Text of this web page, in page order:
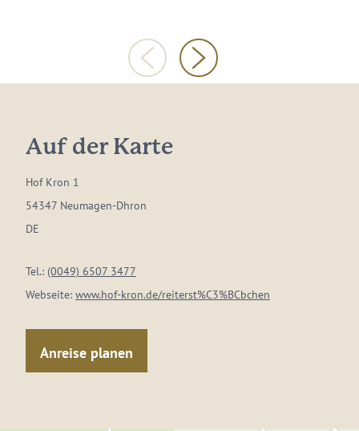
Auf der Karte
Hof Kron 1
54347 Neumagen-Dhron
DE
Tel.: (0049) 6507 3477
Webseite: www.hof-kron.de/reiterst%C3%BCbchen
Anreise planen